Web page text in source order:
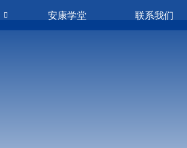
安康学堂 联系我们